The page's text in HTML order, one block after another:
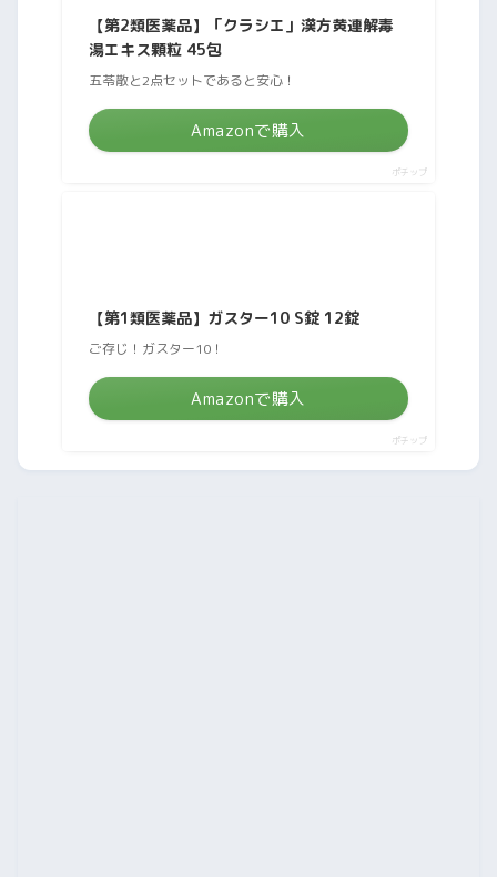
【第2類医薬品】「クラシエ」漢方黄連解毒
湯エキス顆粒 45包
五苓散と2点セットであると安心！
Amazonで購入
ポチップ
【第1類医薬品】ガスター10 S錠 12錠
ご存じ！ガスター10！
Amazonで購入
ポチップ